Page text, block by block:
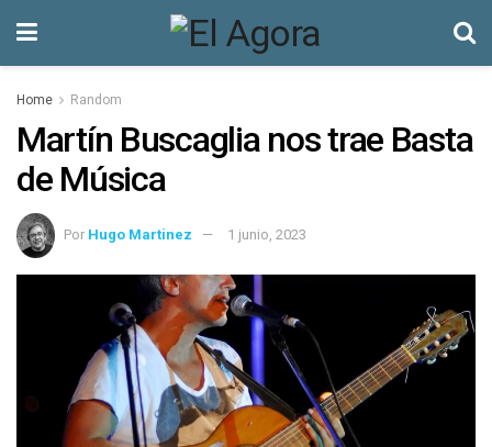
Home Random
Martín Buscaglia nos trae Basta
de Música
Por Hugo Martinez 1 junio, 2023